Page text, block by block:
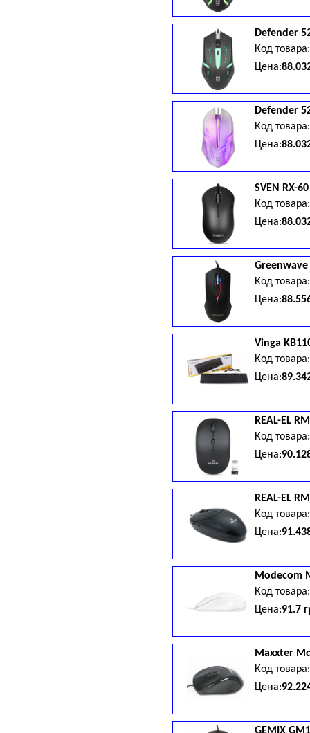
Defender
Код
Цена:
Defender
Код
Цена:
SVEN
RX-
Код
Цена:
Greenwave
Код
Цена:
Vinga
Код
Цена:
REAL-EL
Код
Цена:
REAL-EL
Код
Цена:
Modecom
Код
Цена:91.7
Maxxter
Код
Цена: